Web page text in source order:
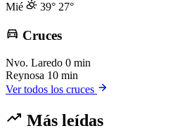
Mié
39° 27°
Cruces
Nvo. Laredo 0 min
Reynosa 10 min
Ver todos los cruces
Más leídas